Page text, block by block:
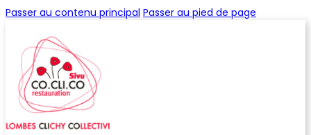
Passer au contenu principal Passer au pied de page